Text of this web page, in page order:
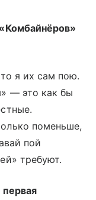
я их сам пою.
— это как бы
поменьше,
пой
требуют.